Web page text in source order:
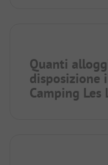
Quanti
disposizione
Camping Les